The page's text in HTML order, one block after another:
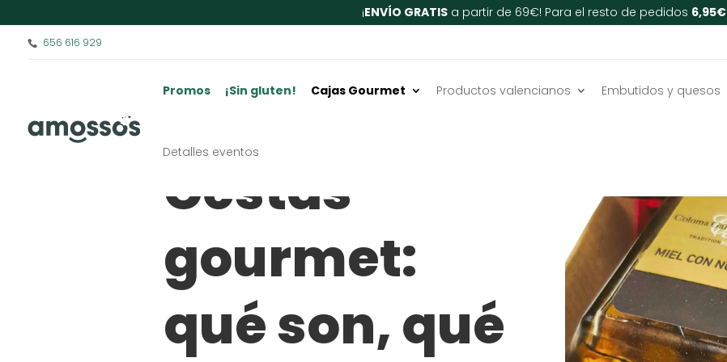
¡ENVÍO GRATIS a partir de 69€! Para el resto de pedidos 6,95€
656 616 929
Promos ¡Sin gluten! Cajas Gourmet Productos valencianos Embutidos y quesos
Detalles eventos
Cestas
gourmet:
qué son, qué